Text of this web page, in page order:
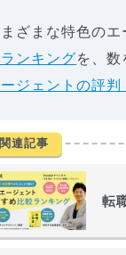
まざまな特色の
ンキングを、
ジェントの評
関連記事
転